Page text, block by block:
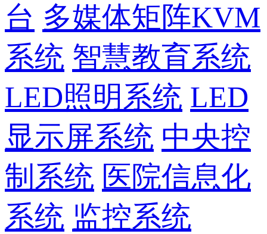
台 多媒体矩阵KVM
系统 智慧教育系统
LED照明系统 LED
显示屏系统 中央控
制系统 医院信息化
系统 监控系统